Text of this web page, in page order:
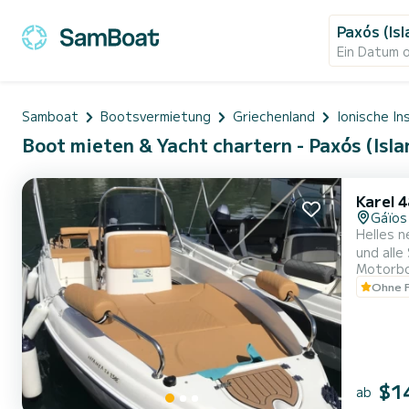
Paxós
Ein Datum
Samboat Bootsvermietung Griechenland Ionische
Boot mieten & Yacht chartern - Paxós
Karel
Gáïos
Helles
und
aber
Nicht
Ohne
ab